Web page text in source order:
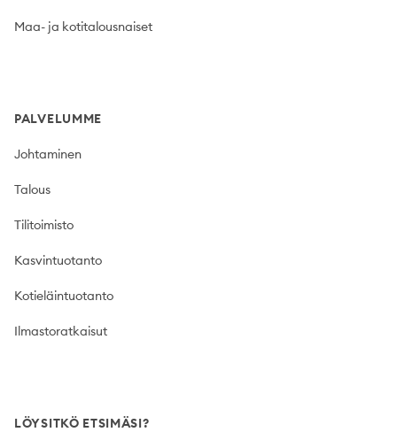
Maa- ja kotitalousnaiset
PALVELUMME
Johtaminen
Talous
Tilitoimisto
Kasvintuotanto
Kotieläintuotanto
Ilmastoratkaisut
LÖYSITKÖ ETSIMÄSI?